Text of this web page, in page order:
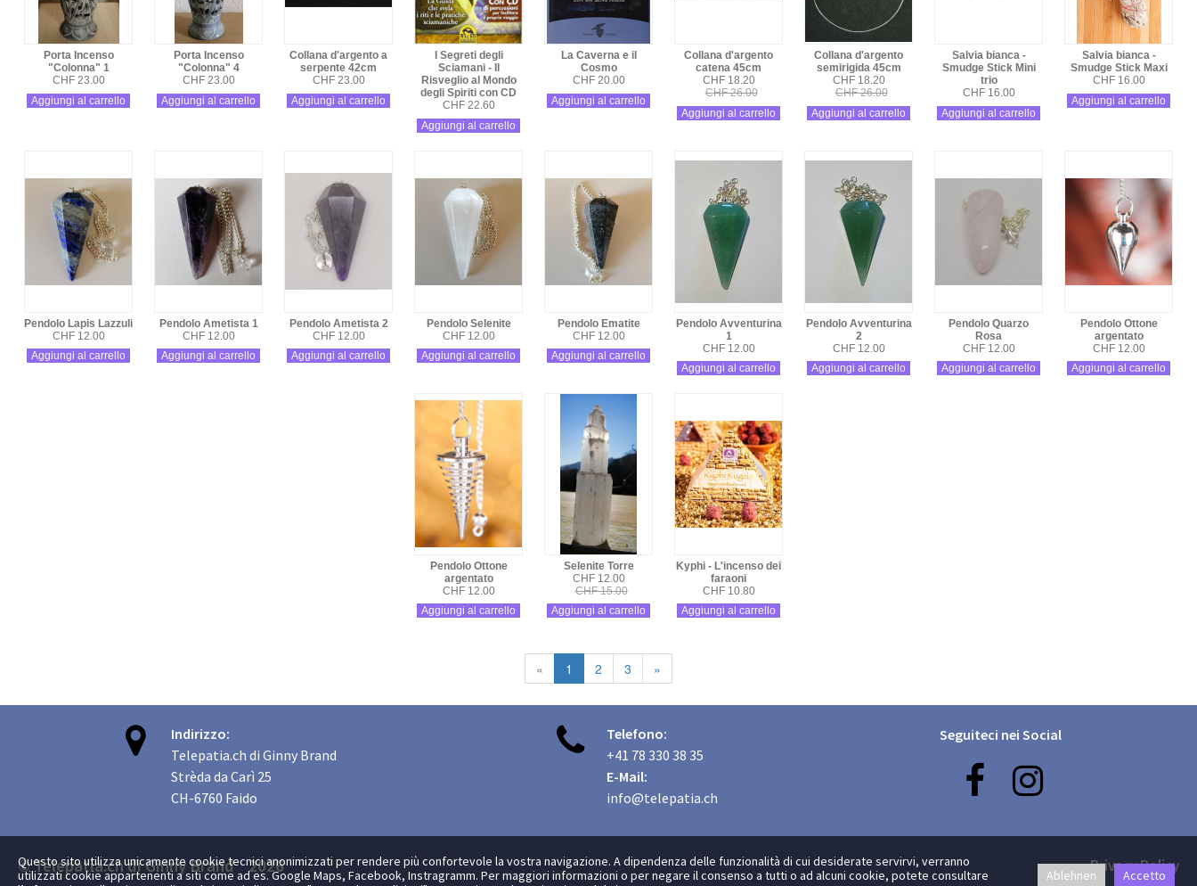
Porta Incenso
"Colonna" 1
CHF 23.00
Aggiungi al carrello
Porta Incenso
"Colonna" 4
CHF 23.00
Aggiungi al carrello
Collana d'argento a
serpente 42cm
CHF 23.00
Aggiungi al carrello
I Segreti degli
Sciamani - Il
Risveglio al Mondo
degli Spiriti con CD
CHF 22.60
Aggiungi al carrello
La Caverna e il
Cosmo
CHF 20.00
Aggiungi al carrello
Collana d'argento
catena 45cm
CHF 18.20
CHF 26.00
Aggiungi al carrello
Collana d'argento
semirigida 45cm
CHF 18.20
CHF 26.00
Aggiungi al carrello
Salvia bianca -
Smudge Stick Mini
trio
CHF 16.00
Aggiungi al carrello
Salvia bianca -
Smudge Stick Maxi
CHF 16.00
Aggiungi al carrello
Pendolo Lapis Lazzuli
CHF 12.00
Aggiungi al carrello
Pendolo Ametista 1
CHF 12.00
Aggiungi al carrello
Pendolo Ametista 2
CHF 12.00
Aggiungi al carrello
Pendolo Selenite
CHF 12.00
Aggiungi al carrello
Pendolo Ematite
CHF 12.00
Aggiungi al carrello
Pendolo Avventurina
1
CHF 12.00
Aggiungi al carrello
Pendolo Avventurina
2
CHF 12.00
Aggiungi al carrello
Pendolo Quarzo
Rosa
CHF 12.00
Aggiungi al carrello
Pendolo Ottone
argentato
CHF 12.00
Aggiungi al carrello
Pendolo Ottone
argentato
CHF 12.00
Aggiungi al carrello
Selenite Torre
CHF 12.00
CHF 15.00
Aggiungi al carrello
Kyphi - L'incenso dei
faraoni
CHF 10.80
Aggiungi al carrello
« 1 2 3 »

Indirizzo:
Telepatia.ch di Ginny Brand
Strèda da Carì 25
CH-6760 Faido

Telefono:
+41 78 330 38 35
E-Mail:
info@telepatia.ch
Seguiteci nei Social
 
© Telepatia.ch di Ginny Brand 2026 Privacy Policy
Questo sito utilizza unicamente cookie tecnici anonimizzati per rendere più confortevole la vostra navigazione. A dipendenza delle funzionalità di cui desiderate servirvi, verranno
utilizzati cookie appartenenti a siti come ad es. Google Maps, Facebook, Instragramm. Per maggiori informazioni o per negare il consenso a tutti o ad alcuni cookie, potete consultare
Ablehnen Accetto